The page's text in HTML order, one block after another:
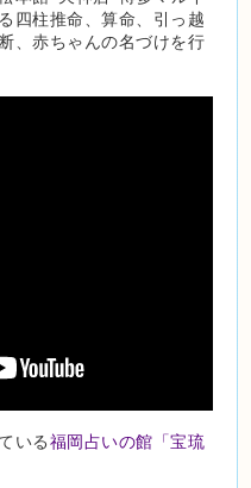
四柱推命、算命、引っ越
、赤ちゃんの名づけを行
いる福岡占いの館「宝琉